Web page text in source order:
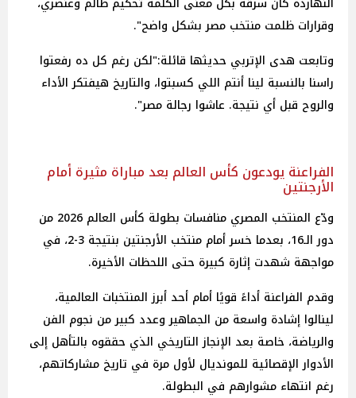
وقرارات ظلمت منتخب مصر بشكل واضح".
وتابعت هدى الإتربي حديثها قائلة:"لكن رغم كل ده رفعتوا
راسنا بالنسبة لينا أنتم اللي كسبتوا، والتاريخ هيفتكر الأداء
والروح قبل أي نتيجة. عاشوا رجالة مصر".
الفراعنة يودعون كأس العالم بعد مباراة مثيرة أمام
الأرجنتين
ودّع المنتخب المصري منافسات بطولة كأس العالم 2026 من
دور الـ16، بعدما خسر أمام منتخب الأرجنتين بنتيجة 3-2، في
مواجهة شهدت إثارة كبيرة حتى اللحظات الأخيرة.
وقدم الفراعنة أداءً قويًا أمام أحد أبرز المنتخبات العالمية،
لينالوا إشادة واسعة من الجماهير وعدد كبير من نجوم الفن
والرياضة، خاصة بعد الإنجاز التاريخي الذي حققوه بالتأهل إلى
الأدوار الإقصائية للمونديال لأول مرة في تاريخ مشاركاتهم،
رغم انتهاء مشوارهم في البطولة.